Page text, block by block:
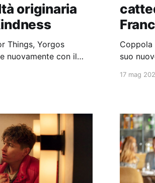
originaria
Things, Yorgos
nuovamente con il
Coppola
suo
17 mag